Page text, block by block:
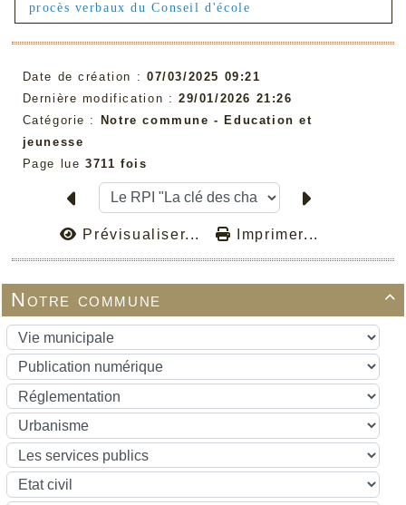

Notre commune
procès verbaux du Conseil d'école
Date de création : 07/03/2025 09:21
Dernière modification : 29/01/2026 21:26
Catégorie :
Notre commune - Education et
jeunesse
Page lue 3711 fois
Prévisualiser... Imprimer...